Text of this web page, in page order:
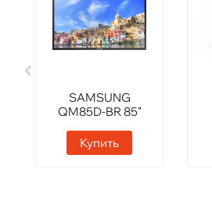
SAMSUNG
QM85D-BR 85"
Купить